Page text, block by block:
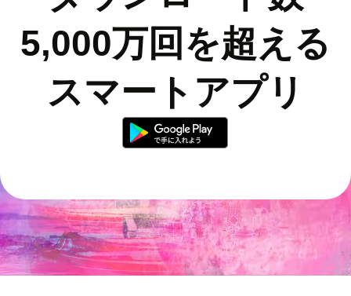
5,000万回を超える
スマートアプリ